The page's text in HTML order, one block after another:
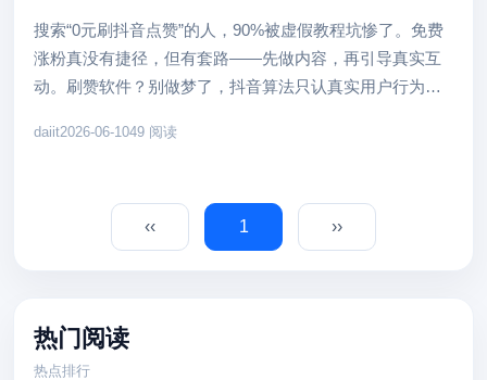
搜索“0元刷抖音点赞”的人，90%被虚假教程坑惨了。免费
涨粉真没有捷径，但有套路——先做内容，再引导真实互
动。刷赞软件？别做梦了，抖音算法只认真实用户行为。
daiit2026-06-1049 阅读
‹‹ 1 ››
热门阅读
热点排行